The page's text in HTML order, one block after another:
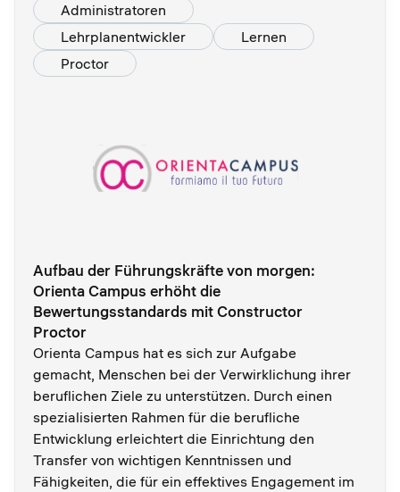
Administratoren
Lehrplanentwickler
Lernen
Proctor
Aufbau der Führungskräfte von morgen:
Orienta Campus erhöht die
Bewertungsstandards mit Constructor
Proctor
Orienta Campus hat es sich zur Aufgabe
gemacht, Menschen bei der Verwirklichung ihrer
beruflichen Ziele zu unterstützen. Durch einen
spezialisierten Rahmen für die berufliche
Entwicklung erleichtert die Einrichtung den
Transfer von wichtigen Kenntnissen und
Fähigkeiten, die für ein effektives Engagement im